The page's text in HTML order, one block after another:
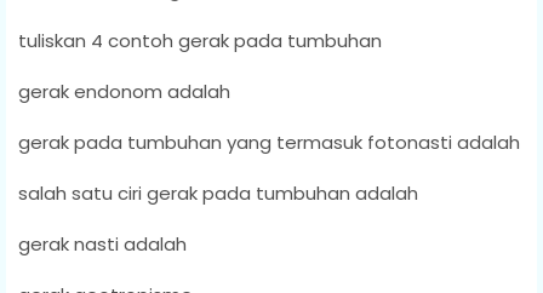
tuliskan 4 contoh gerak pada tumbuhan
gerak endonom adalah
gerak pada tumbuhan yang termasuk fotonasti adalah
salah satu ciri gerak pada tumbuhan adalah
gerak nasti adalah